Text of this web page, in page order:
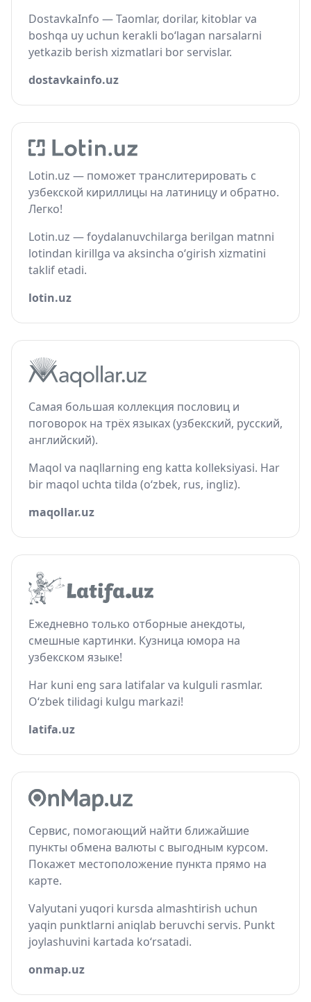
DostavkaInfo — Taomlar, dorilar, kitoblar va
boshqa uy uchun kerakli bo‘lagan narsalarni
yetkazib berish xizmatlari bor servislar.
dostavkainfo.uz
Lotin.uz — поможет транслитерировать с
узбекской кириллицы на латиницу и обратно.
Легко!
Lotin.uz — foydalanuvchilarga berilgan matnni
lotindan kirillga va aksincha o‘girish xizmatini
taklif etadi.
lotin.uz
Самая большая коллекция пословиц и
поговорок на трёх языках (узбекский, русский,
английский).
Maqol va naqllarning eng katta kolleksiyasi. Har
bir maqol uchta tilda (o‘zbek, rus, ingliz).
maqollar.uz
Ежедневно только отборные анекдоты,
смешные картинки. Кузница юмора на
узбекском языке!
Har kuni eng sara latifalar va kulguli rasmlar.
O‘zbek tilidagi kulgu markazi!
latifa.uz
Сервис, помогающий найти ближайшие
пункты обмена валюты с выгодным курсом.
Покажет местоположение пункта прямо на
карте.
Valyutani yuqori kursda almashtirish uchun
yaqin punktlarni aniqlab beruvchi servis. Punkt
joylashuvini kartada ko‘rsatadi.
onmap.uz